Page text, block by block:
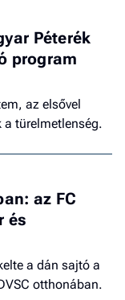
Péterék
program
az elsővel
türelmetlenség.
az FC
és
a dán sajtó a
otthonában.